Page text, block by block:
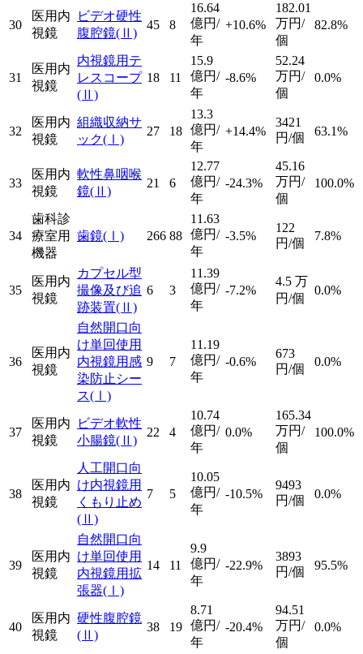
30
医用内
視鏡
ビデオ硬性
腹腔鏡(Ⅱ)
45 8
16.64
億円/
年
+10.6%
182.01
万円/
個
82.8%
31
医用内
視鏡
内視鏡用テ
レスコープ
(Ⅱ)
18 11
15.9
億円/
年
-8.6%
52.24
万円/
個
0.0%
32
医用内
視鏡
組織収納サ
ック(Ⅰ)
27 18
13.3
億円/
年
+14.4%
3421
円/個
63.1%
33
医用内
視鏡
軟性鼻咽喉
鏡(Ⅱ)
21 6
12.77
億円/
年
-24.3%
45.16
万円/
個
100.0%
34
歯科診
療室用
機器
歯鏡(Ⅰ) 266 88
11.63
億円/
年
-3.5%
122
円/個
7.8%
35
医用内
視鏡
カプセル型
撮像及び追
跡装置(Ⅱ)
6 3
11.39
億円/
年
-7.2%
4.5 万
円/個
0.0%
36
医用内
視鏡
自然開口向
け単回使用
内視鏡用感
染防止シー
ス(Ⅰ)
9 7
11.19
億円/
年
-0.6%
673
円/個
0.0%
37
医用内
視鏡
ビデオ軟性
小腸鏡(Ⅱ)
22 4
10.74
億円/
年
0.0%
165.34
万円/
個
100.0%
38
医用内
視鏡
人工開口向
け内視鏡用
くもり止め
(Ⅱ)
7 5
10.05
億円/
年
-10.5%
9493
円/個
0.0%
39
医用内
視鏡
自然開口向
け単回使用
内視鏡用拡
張器(Ⅰ)
14 11
9.9
億円/
年
-22.9%
3893
円/個
95.5%
40
医用内
視鏡
硬性腹腔鏡
(Ⅱ)
38 19
8.71
億円/
年
-20.4%
94.51
万円/
個
0.0%